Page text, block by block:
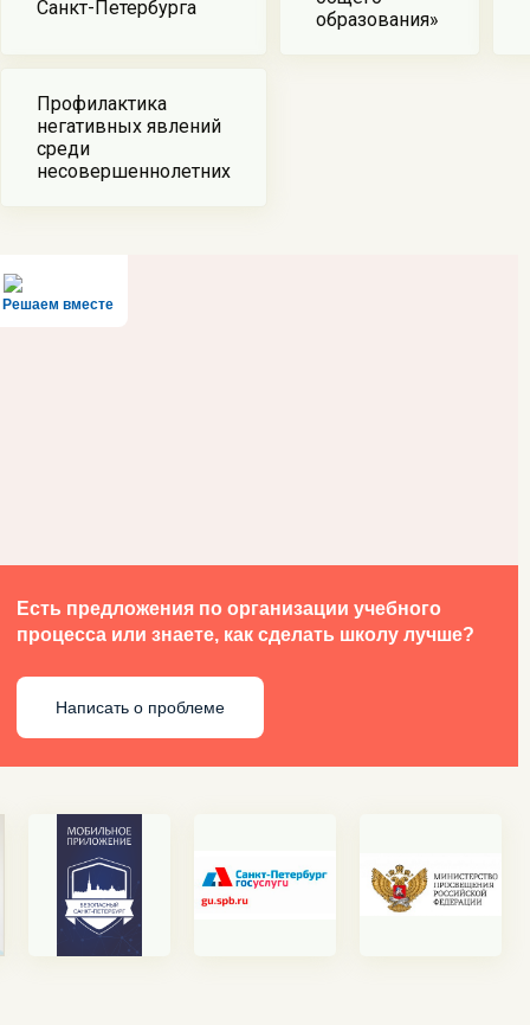
Санкт-Петербурга
образования»
Профилактика
негативных явлений
среди
несовершеннолетних
Решаем вместе
Есть предложения по организации учебного
процесса или знаете, как сделать школу лучше?
Написать о проблеме